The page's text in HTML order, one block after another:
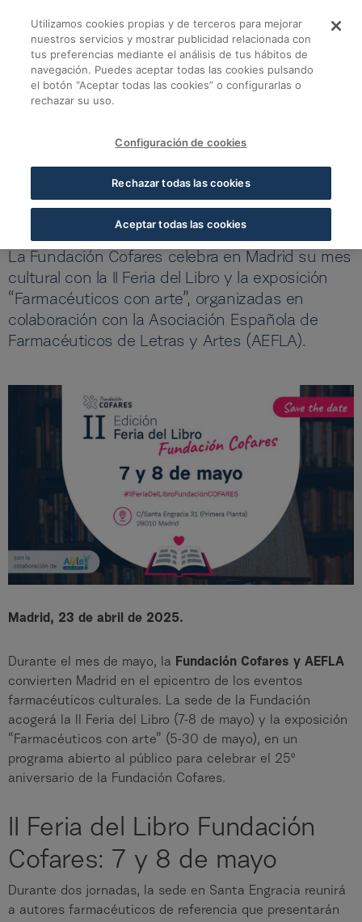
Mayo, el mes
Volver a noticias Fundación
Mayo, el mes cultural de la
Fundación Cofares
La Fundación Cofares celebra en Madrid su mes
cultural con la II Feria del Libro y la exposición
“Farmacéuticos con arte”, organizadas en
colaboración con la Asociación Española de
Farmacéuticos de Letras y Artes (AEFLA).
Madrid, 23 de abril de 2025.
Durante el mes de mayo, la Fundación Cofares y AEFLA
convierten Madrid en el epicentro de los eventos
farmacéuticos culturales. La sede de la Fundación
acogerá la II Feria del Libro (7-8 de mayo) y la exposición
“Farmacéuticos con arte” (5-30 de mayo), en un
programa abierto al público para celebrar el 25º
aniversario de la Fundación Cofares.
II Feria del Libro Fundación
Cofares: 7 y 8 de mayo
Durante dos jornadas, la sede en Santa Engracia reunirá
a autores farmacéuticos de referencia que presentarán
Utilizamos cookies propias y de terceros para mejorar
nuestros servicios y mostrar publicidad relacionada con
tus preferencias mediante el análisis de tus hábitos de
navegación. Puedes aceptar todas las cookies pulsando
el botón “Aceptar todas las cookies” o configurarlas o
rechazar su uso.
Configuración de cookies
Rechazar todas las cookies
Aceptar todas las cookies